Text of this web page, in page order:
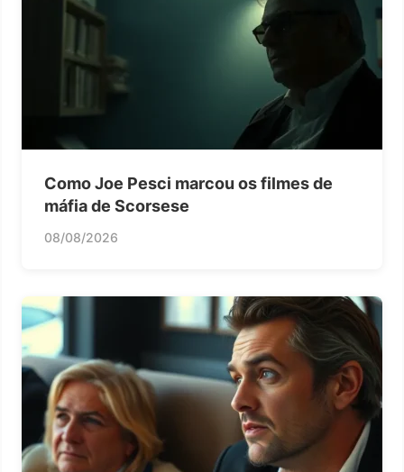
Como Joe Pesci marcou os filmes de
máfia de Scorsese
08/08/2026